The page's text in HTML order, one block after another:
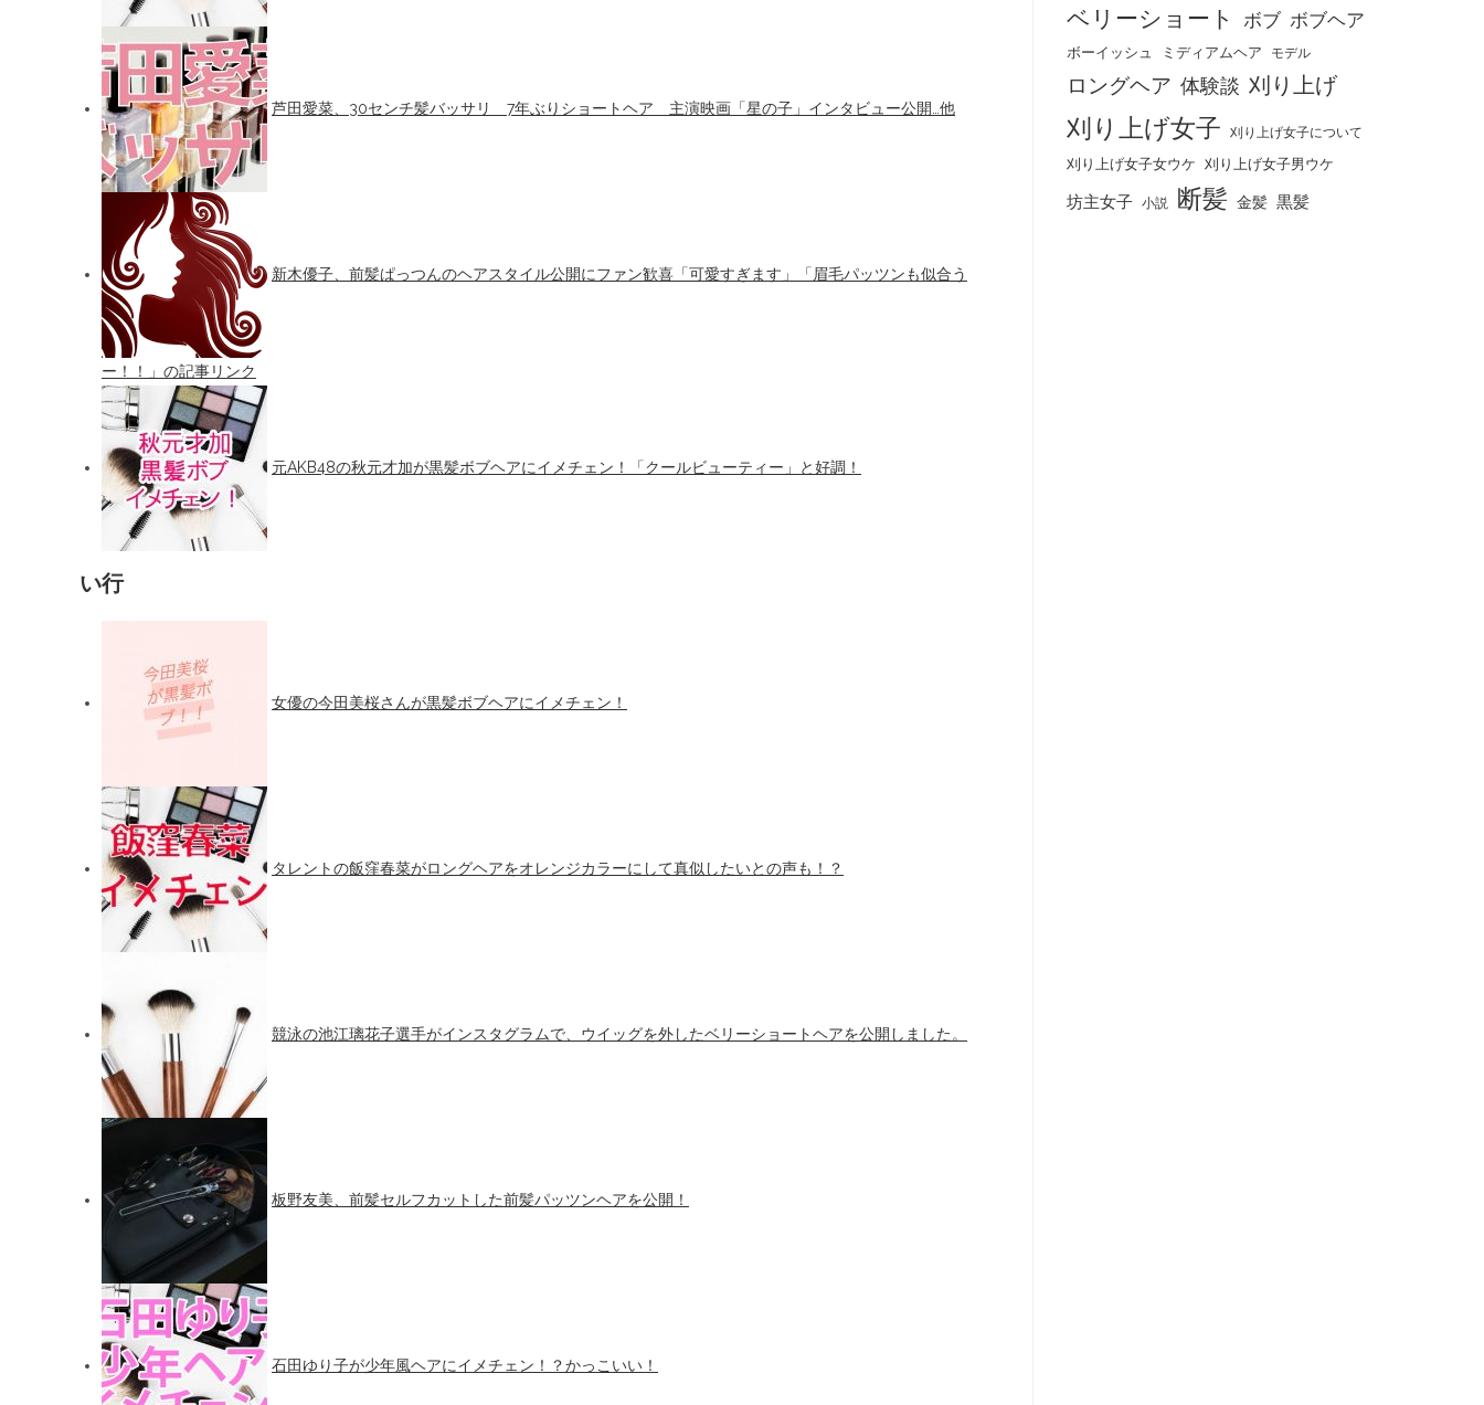
芦田愛菜、30センチ髪バッサリ 7年ぶりショートヘア 主演映画「星の子」インタビュー公開…他
新木優子、前髪ぱっつんのヘアスタイル公開にファン歓喜「可愛すぎます」「眉毛パッツンも似合う
ー！！」の記事リンク
元AKB48の秋元才加が黒髪ボブヘアにイメチェン！「クールビューティー」と好調！
い行
女優の今田美桜さんが黒髪ボブヘアにイメチェン！
タレントの飯窪春菜がロングヘアをオレンジカラーにして真似したいとの声も！？
競泳の池江璃花子選手がインスタグラムで、ウイッグを外したベリーショートヘアを公開しました。
板野友美、前髪セルフカットした前髪パッツンヘアを公開！
石田ゆり子が少年風ヘアにイメチェン！？かっこいい！
ベリーショート
ボブ ボブヘア
ボーイッシュ ミディアムヘア モデル
ロングヘア 体験談 刈り上げ
刈り上げ女子 刈り上げ女子について
刈り上げ女子女ウケ 刈り上げ女子男ウケ
坊主女子 小説 断髪 金髪 黒髪